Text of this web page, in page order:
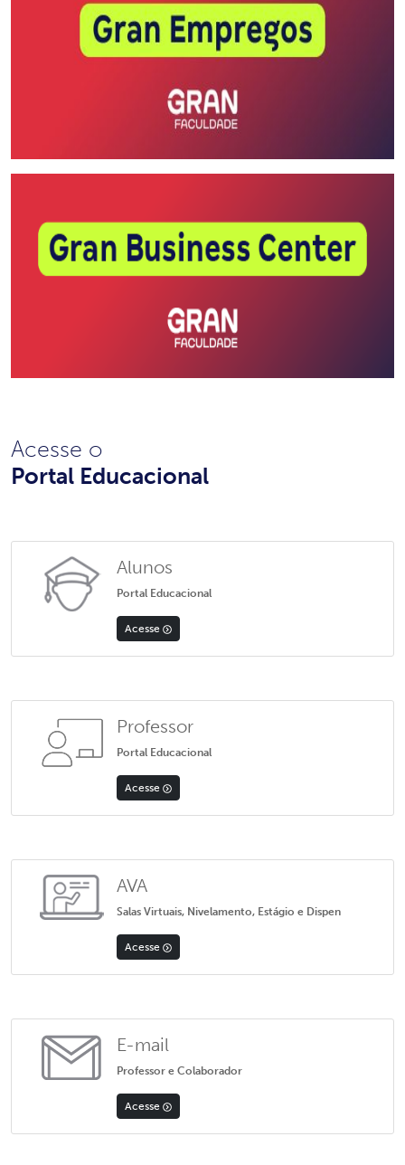
Acesse o
Portal Educacional
Alunos
Portal Educacional
Acesse
Professor
Portal Educacional
Acesse
AVA
Salas Virtuais, Nivelamento, Estágio e Dispen
Acesse
E-mail
Professor e Colaborador
Acesse